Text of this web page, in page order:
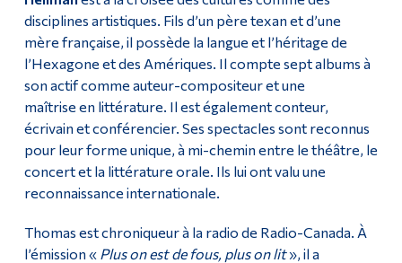
disciplines artistiques. Fils d’un père texan et d’une
mère française, il possède la langue et l’héritage de
l’Hexagone et des Amériques. Il compte sept albums à
son actif comme auteur-compositeur et une
maîtrise en littérature. Il est également conteur,
écrivain et conférencier. Ses spectacles sont reconnus
pour leur forme unique, à mi-chemin entre le théâtre, le
concert et la littérature orale. Ils lui ont valu une
reconnaissance internationale.
Thomas est chroniqueur à la radio de Radio-Canada. À
l’émission « Plus on est de fous, plus on lit», il a